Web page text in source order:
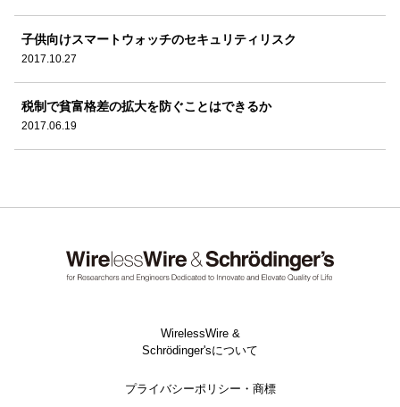
子供向けスマートウォッチのセキュリティリスク
2017.10.27
税制で貧富格差の拡大を防ぐことはできるか
2017.06.19
WirelessWire &
Schrödinger'sについて
プライバシーポリシー・商標